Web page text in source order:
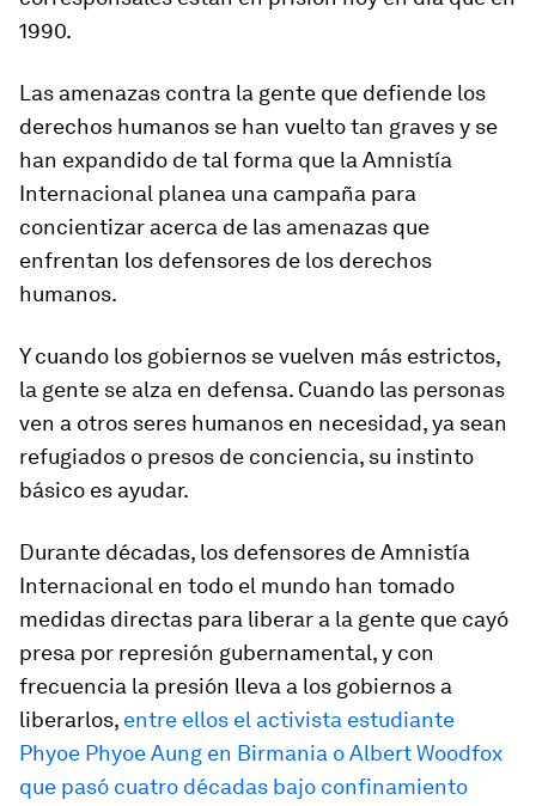
1990.
Las amenazas contra la gente que defiende los
derechos humanos se han vuelto tan graves y se
han expandido de tal forma que la Amnistía
Internacional planea una campaña para
concientizar acerca de las amenazas que
enfrentan los defensores de los derechos
humanos.
Y cuando los gobiernos se vuelven más estrictos,
la gente se alza en defensa. Cuando las personas
ven a otros seres humanos en necesidad, ya sean
refugiados o presos de conciencia, su instinto
básico es ayudar.
Durante décadas, los defensores de Amnistía
Internacional en todo el mundo han tomado
medidas directas para liberar a la gente que cayó
presa por represión gubernamental, y con
frecuencia la presión lleva a los gobiernos a
liberarlos, entre ellos el activista estudiante
Phyoe Phyoe Aung en Birmania o Albert Woodfox
que pasó cuatro décadas bajo confinamiento